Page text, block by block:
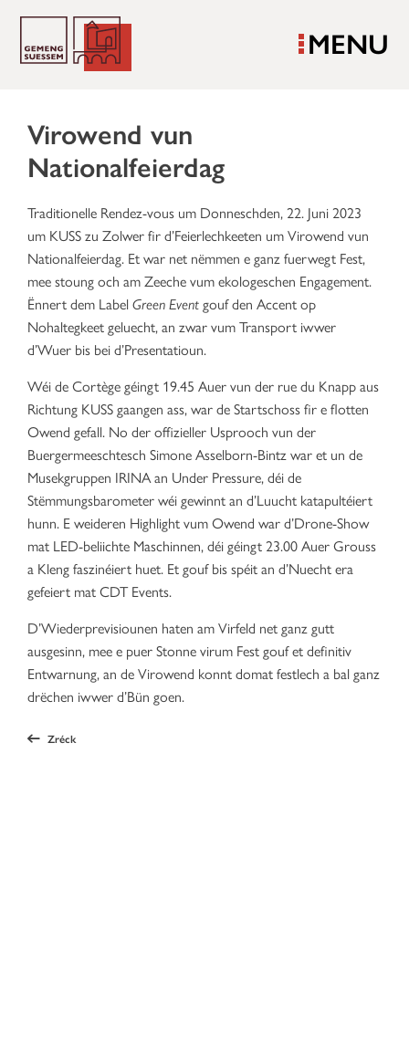
MENU
Virowend vun
Nationalfeierdag
Traditionelle Rendez-vous um Donneschden, 22. Juni 2023
um KUSS zu Zolwer fir d’Feierlechkeeten um Virowend vun
Nationalfeierdag. Et war net nëmmen e ganz fuerwegt Fest,
mee stoung och am Zeeche vum ekologeschen Engagement.
Ënnert dem LabelGreen Eventgouf den Accent op
Nohaltegkeet geluecht, an zwar vum Transport iwwer
d’Wuer bis bei d’Presentatioun.
Wéi de Cortège géingt 19.45 Auer vun der rue du Knapp aus
Richtung KUSS gaangen ass, war de Startschoss fir e flotten
Owend gefall. No der offizieller Usprooch vun der
Buergermeeschtesch Simone Asselborn-Bintz war et un de
Musekgruppen IRINA an Under Pressure, déi de
Stëmmungsbarometer wéi gewinnt an d’Luucht katapultéiert
hunn. E weideren Highlight vum Owend war d’Drone-Show
mat LED-beliichte Maschinnen, déi géingt 23.00 Auer Grouss
a Kleng faszinéiert huet. Et gouf bis spéit an d’Nuecht era
gefeiert mat CDT Events.
D’Wiederprevisiounen haten am Virfeld net ganz gutt
ausgesinn, mee e puer Stonne virum Fest gouf et definitiv
Entwarnung, an de Virowend konnt domat festlech a bal ganz
drëchen iwwer d’Bün goen.
Zréck